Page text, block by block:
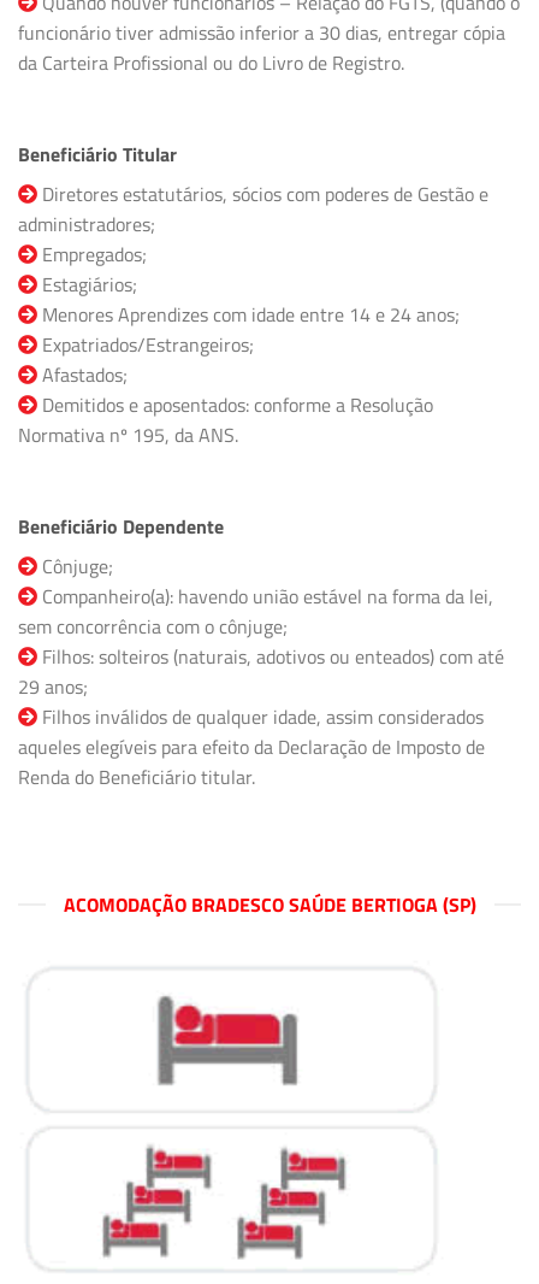
funcionário tiver admissão inferior a 30 dias, entregar cópia
da Carteira Profissional ou do Livro de Registro.
Beneficiário Titular
Diretores estatutários, sócios com poderes de Gestão e
administradores;
Empregados;
Estagiários;
Menores Aprendizes com idade entre 14 e 24 anos;
Expatriados/Estrangeiros;
Afastados;
Demitidos e aposentados: conforme a Resolução
Normativa nº 195, da ANS.
Beneficiário Dependente
Cônjuge;
Companheiro(a): havendo união estável na forma da lei,
sem concorrência com o cônjuge;
Filhos: solteiros (naturais, adotivos ou enteados) com até
29 anos;
Filhos inválidos de qualquer idade, assim considerados
aqueles elegíveis para efeito da Declaração de Imposto de
Renda do Beneficiário titular.
ACOMODAÇÃO BRADESCO SAÚDE BERTIOGA (SP)